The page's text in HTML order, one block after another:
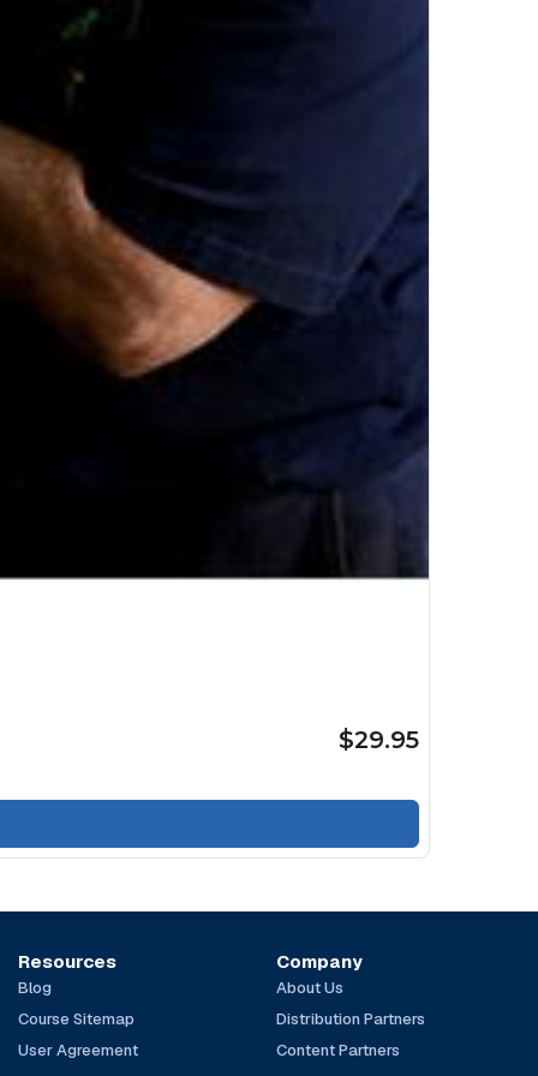
$29.95
Resources
Blog
Course Sitemap
User Agreement
Company
About Us
Distribution Partners
Content Partners